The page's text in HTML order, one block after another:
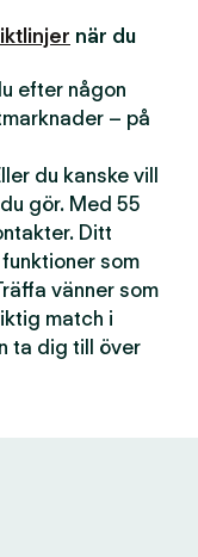
när du
efter någon
– på
du kanske vill
gör. Med 55
Ditt
som
vänner som
match i
ta dig till över